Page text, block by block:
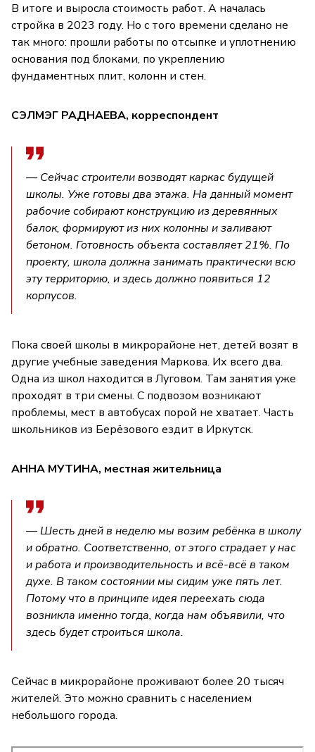
В итоге и выросла стоимость работ. А началась
стройка в 2023 году. Но с того времени сделано не
так много: прошли работы по отсыпке и уплотнению
основания под блоками, по укреплению
фундаментных плит, колонн и стен.
СЭЛМЭГ РАДНАЕВА, корреспондент
— Сейчас строители возводят каркас будущей
школы. Уже готовы два этажа. На данный момент
рабочие собирают конструкцию из деревянных
балок, формируют из них колонны и заливают
бетоном. Готовность объекта составляет 21%. По
проекту, школа должна занимать практически всю
эту территорию, и здесь должно появиться 12
корпусов.
Пока своей школы в микрорайоне нет, детей возят в
другие учебные заведения Маркова. Их всего два.
Одна из школ находится в Луговом. Там занятия уже
проходят в три смены. С подвозом возникают
проблемы, мест в автобусах порой не хватает. Часть
школьников из Берёзового ездит в Иркутск.
АННА МУТИНА, местная жительница
— Шесть дней в неделю мы возим ребёнка в школу
и обратно. Соответственно, от этого страдает у нас
и работа и производительность и всё-всё в таком
духе. В таком состоянии мы сидим уже пять лет.
Потому что в принципе идея переехать сюда
возникла именно тогда, когда нам объявили, что
здесь будет строиться школа.
Сейчас в микрорайоне проживают более 20 тысяч
жителей. Это можно сравнить с населением
небольшого города.